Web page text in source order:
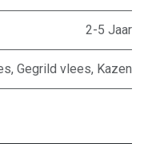
2-5 Jaar
, Gegrild vlees, Kazen